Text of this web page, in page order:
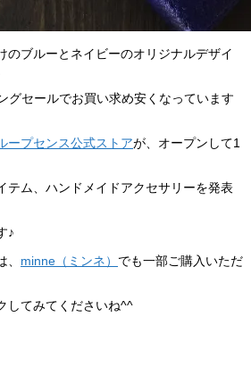
のブルーとネイビーのオリジナルデザイ
グセールでお買い求め安くなっています
ープセンス公式ストアが、オープンして1
テム、ハンドメイドアクセサリーを発表
♪
minne（ミンネ） でも一部ご購入いただ
してみてくださいね^^